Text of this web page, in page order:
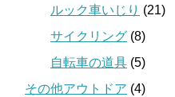
ルック車いじり (21)
サイクリング (8)
自転車の道具 (5)
その他アウトドア (4)